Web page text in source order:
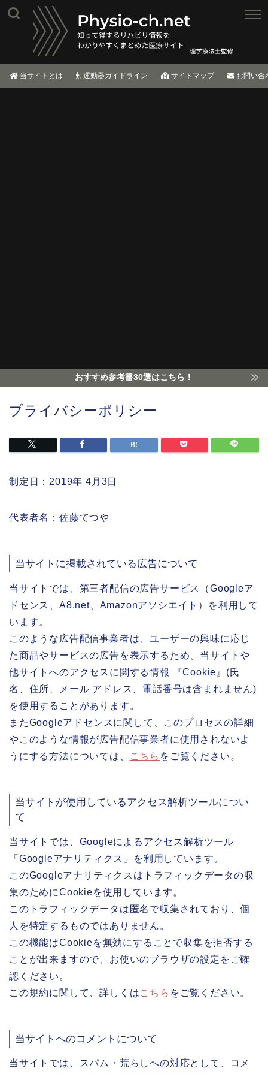
当サイトとは 運動器ガイドライン サイトマップ お問い合
おすすめ参考書30選はこちら！
プライバシーポリシー
制定日：2019年 4月3日
代表者名：佐藤てつや
当サイトに掲載されている広告について
当サイトでは、第三者配信の広告サービス（Googleア
ドセンス、A8.net、Amazonアソシエイト）を利用して
います。
このような広告配信事業者は、ユーザーの興味に応じ
た商品やサービスの広告を表示するため、当サイトや
他サイトへのアクセスに関する情報 『Cookie』(氏
名、住所、メール アドレス、電話番号は含まれません)
を使用することがあります。
またGoogleアドセンスに関して、このプロセスの詳細
やこのような情報が広告配信事業者に使用されないよ
うにする方法については、
こちら をご覧ください。
当サイトが使用しているアクセス解析ツールについ
て
当サイトでは、Googleによるアクセス解析ツール
「Googleアナリティクス」を利用しています。
このGoogleアナリティクスはトラフィックデータの収
集のためにCookieを使用しています。
このトラフィックデータは匿名で収集されており、個
人を特定するものではありません。
この機能はCookieを無効にすることで収集を拒否する
ことが出来ますので、お使いのブラウザの設定をご確
認ください。
この規約に関して、詳しくはこちら をご覧ください。
当サイトへのコメントについて
当サイトでは、スパム・荒らしへの対応として、コメ